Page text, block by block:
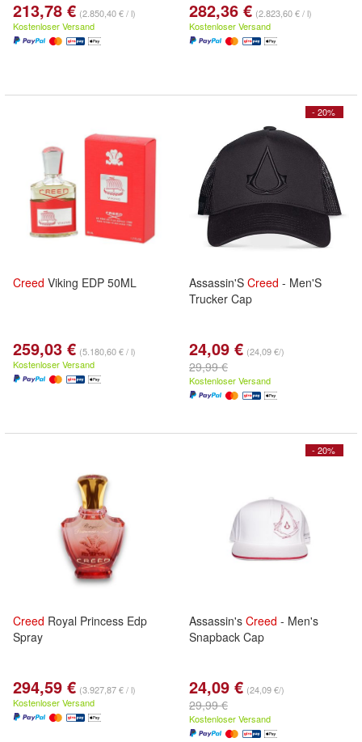
213,78 € (2.850,40 € / l)
Kostenloser Versand
282,36 € (2.823,60 € / l)
Kostenloser Versand
Creed Viking EDP 50ML
259,03 € (5.180,60 € / l)
Kostenloser Versand
- 20%
Assassin'S Creed - Men'S
Trucker Cap
24,09 € (24,09 €/)
29,99 €
Kostenloser Versand
Creed Royal Princess Edp
Spray
294,59 € (3.927,87 € / l)
Kostenloser Versand
- 20%
Assassin's Creed - Men's
Snapback Cap
24,09 € (24,09 €/)
29,99 €
Kostenloser Versand